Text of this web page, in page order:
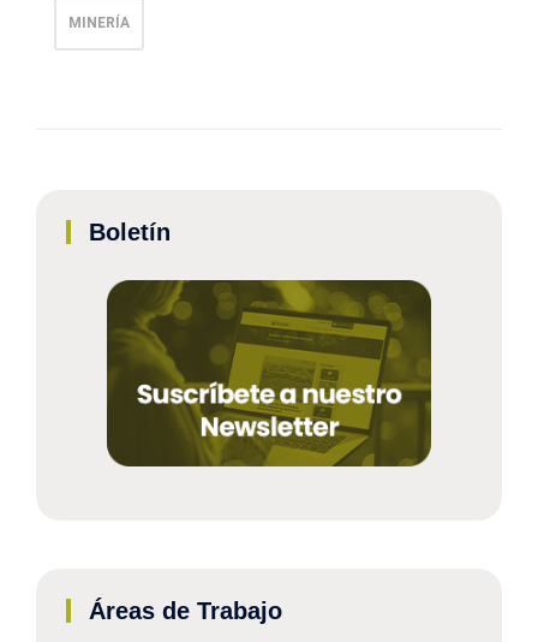
MINERÍA
Boletín
Áreas de Trabajo